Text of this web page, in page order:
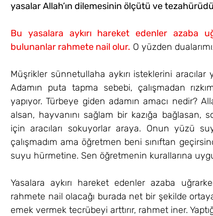
yasalar Allah’ın dilemesinin ölçütü ve
Bu yasalara aykırı hareket edenler azaba
bulunanlar rahmete nail olur. O yüzden
Müşrikler sünnetullaha aykırı isteklerini aracılar
Adamın puta tapma sebebi, çalışmadan
yapıyor. Türbeye giden adamın amacı nedir?
alsan, hayvanını sağlam bir kazığa bağlasan,
için aracıları sokuyorlar araya. Onun yüzü
çalışmadım ama öğretmen beni sınıftan
suyu hürmetine. Sen öğretmenin kurallarına
Yasalara aykırı hareket edenler azaba
rahmete nail olacağı burada net bir şekilde
emek vermek tecrübeyi arttırır, rahmet iner.